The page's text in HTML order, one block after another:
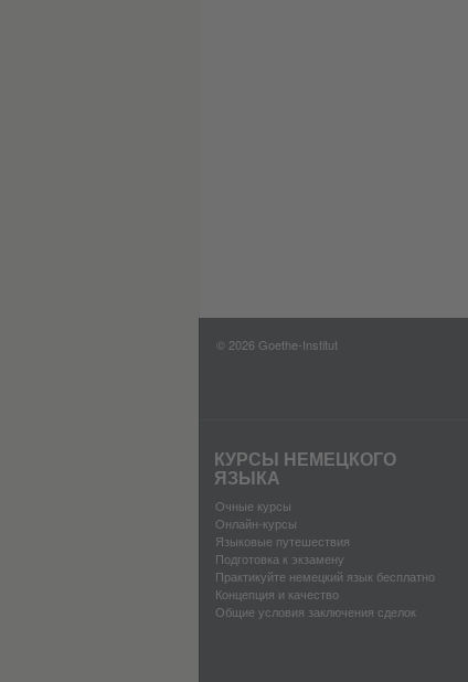
© 2026 Goethe-Institut
КУРСЫ НЕМЕЦКОГО
ЯЗЫКА
Oчные курсы
Oнлайн-курсы
Языковые путешествия
Подготовка к экзамену
Практикуйте немецкий язык бесплатно
Концепция и качество
Общие условия заключения сделок